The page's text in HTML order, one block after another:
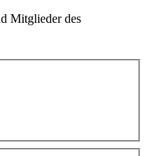
Mitglieder des